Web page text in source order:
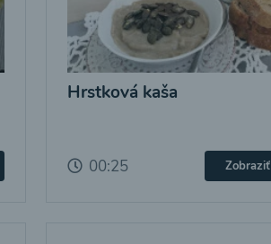
Hrstková kaša
00:25 Zobraziť